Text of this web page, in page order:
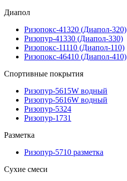
Диапол
Ризопокс-41320 (Диапол-320)
Ризопур-41330 (Диапол-330)
Ризопокс-11110 (Диапол-110)
Ризопокс-46410 (Диапол-410)
Спортивные покрытия
Ризопур-5615W водный
Ризопур-5616W водный
Ризопур-5324
Ризопур-1731
Разметка
Ризопур-5710 разметка
Сухие смеси